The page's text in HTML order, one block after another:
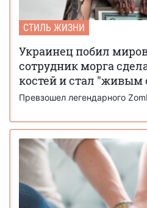
СТИЛЬ ЖИЗНИ
Украинец побил
сотрудник морга
костей и стал "живым
Превзошел легендарного